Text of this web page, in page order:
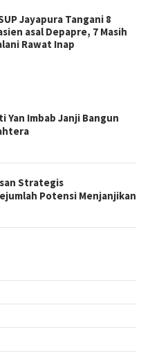
Jayapura Tangani 8
asal Depapre, 7 Masih
Rawat Inap
Yan Imbab Janji Bangun
Strategis
Potensi Menjanjikan